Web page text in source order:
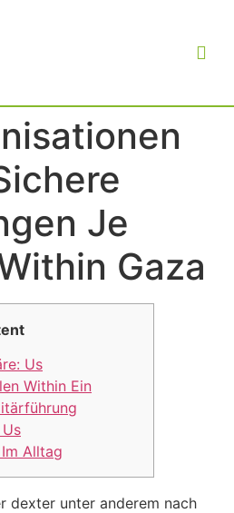
Je
Gaza
Us
Within Ein
Alltag
dexter unter anderem nach